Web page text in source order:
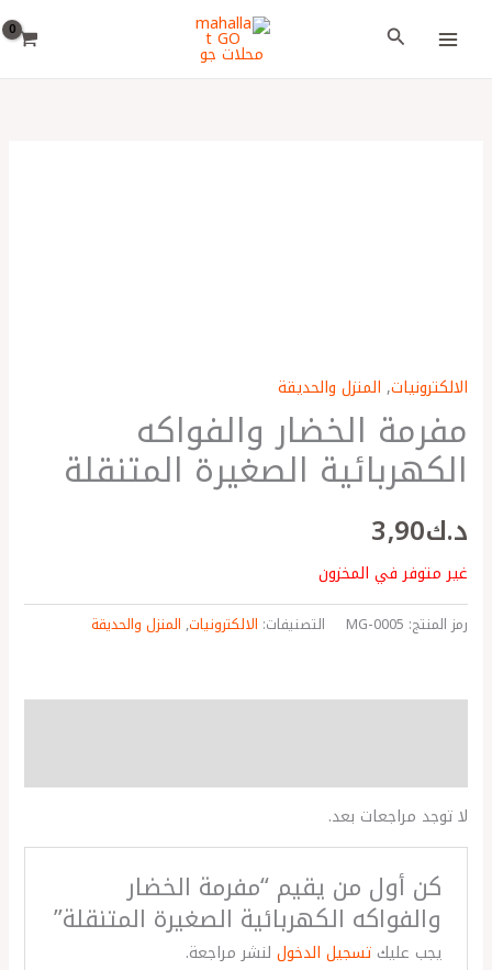
البحث
الالكترونيات, المنزل والحديقة
مفرمة الخضار والفواكه
الكهربائية الصغيرة المتنقلة
د.ك3٫90
غير متوفر في المخزون
رمز المنتج: MG-0005 التصنيفات: الالكترونيات, المنزل والحديقة
لا توجد مراجعات بعد.
كن أول من يقيم “مفرمة الخضار
والفواكه الكهربائية الصغيرة المتنقلة”
يجب عليك تسجيل الدخوللنشر مراجعة.